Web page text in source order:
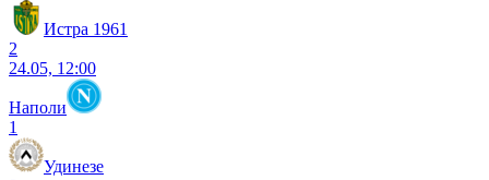
Истра 1961
2
24.05, 12:00
Наполи
1
Удинезе